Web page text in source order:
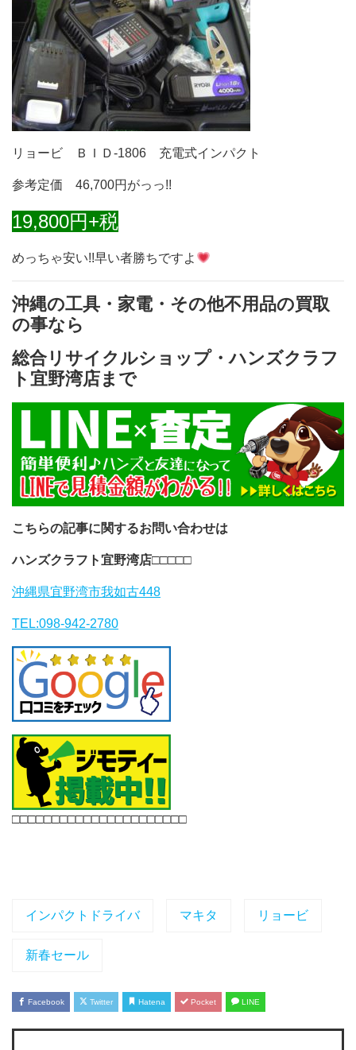
リョービ ＢＩＤ-1806 充電式インパクト
参考定価 46,700円がっっ!!
19,800円+税
めっちゃ安い!!早い者勝ちですよ
沖縄の工具・家電・その他不用品の買取
の事なら
総合リサイクルショップ・ハンズクラフ
ト宜野湾店まで
こちらの記事に関するお問い合わせは
ハンズクラフト宜野湾店□□□□□
沖縄県宜野湾市我如古448
TEL:098-942-2780
□□□□□□□□□□□□□□□□□□□□□□
インパクトドライバ マキタ リョービ
新春セール
Facebook Twitter Hatena Pocket LINE